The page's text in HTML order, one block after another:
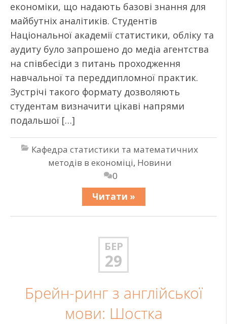
економіки, що надають базові знання для
майбутніх аналітиків. Студентів
Національної академії статистики, обліку та
аудиту було запрошено до медіа агентства
на співбесіди з питань проходження
навчальної та переддипломної практик.
Зустрічі такого формату дозволяють
студентам визначити цікаві напрями
подальшої […]
Кафедра статистики та математичних
методів в економіці, Новини
0
Читати »
БЕР
29
Брейн-ринг з англійської
мови: Шостка